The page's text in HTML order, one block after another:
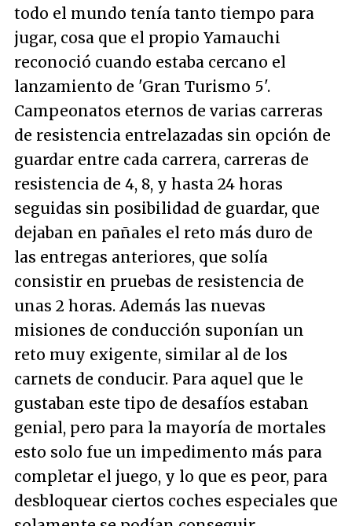
todo el mundo tenía tanto tiempo para
jugar, cosa que el propio Yamauchi
reconoció cuando estaba cercano el
lanzamiento de 'Gran Turismo 5'.
Campeonatos eternos de varias carreras
de resistencia entrelazadas sin opción de
guardar entre cada carrera, carreras de
resistencia de 4, 8, y hasta 24 horas
seguidas sin posibilidad de guardar, que
dejaban en pañales el reto más duro de
las entregas anteriores, que solía
consistir en pruebas de resistencia de
unas 2 horas. Además las nuevas
misiones de conducción suponían un
reto muy exigente, similar al de los
carnets de conducir. Para aquel que le
gustaban este tipo de desafíos estaban
genial, pero para la mayoría de mortales
esto solo fue un impedimento más para
completar el juego, y lo que es peor, para
desbloquear ciertos coches especiales que